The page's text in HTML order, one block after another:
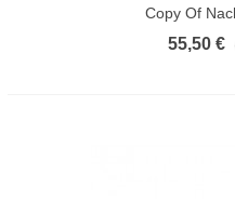
Copy Of
55,50 €